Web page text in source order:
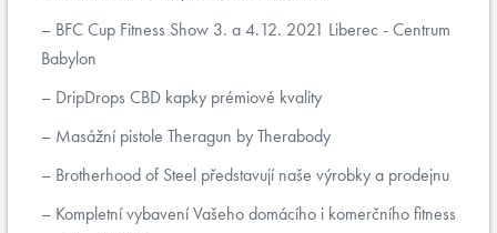
BFC Cup Fitness Show 3. a 4.12. 2021 Liberec - Centrum
Babylon
DripDrops CBD kapky prémiové kvality
Masážní pistole Theragun by Therabody
Brotherhood of Steel představují naše výrobky a prodejnu
Kompletní vybavení Vašeho domácího i komerčního fitness